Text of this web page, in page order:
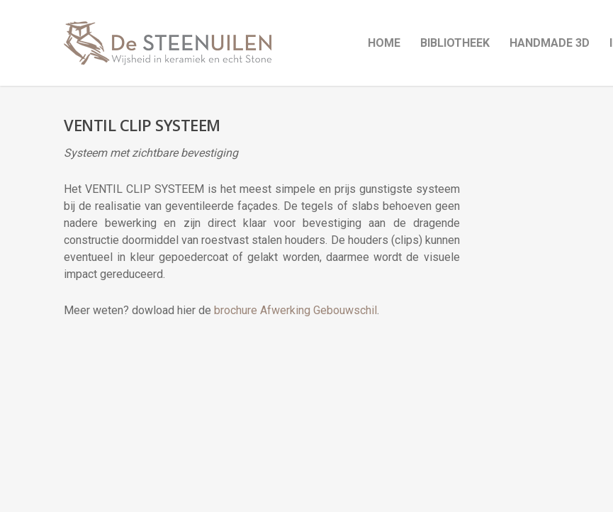
HOME BIBLIOTHEEK HANDMADE 3D
VENTIL CLIP SYSTEEM
Systeem met zichtbare bevestiging
Het VENTIL CLIP SYSTEEM is het meest simpele en prijs gunstigste systeem
bij de realisatie van geventileerde façades. De tegels of slabs behoeven geen
nadere bewerking en zijn direct klaar voor bevestiging aan de dragende
constructie doormiddel van roestvast stalen houders. De houders (clips) kunnen
eventueel in kleur gepoedercoat of gelakt worden, daarmee wordt de visuele
impact gereduceerd.
Meer weten? dowload hier de brochure Afwerking Gebouwschil.